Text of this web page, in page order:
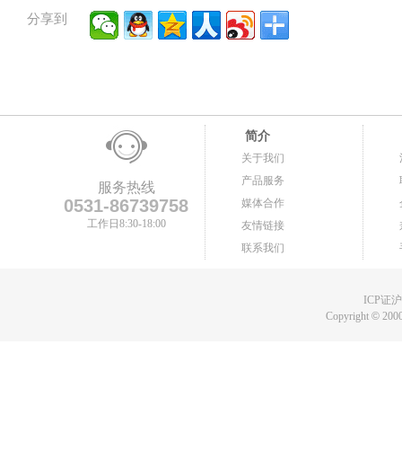
分享到
服务热线
0531-86739758
工作日8:30-18:00
简介
关于我们
产品服务
媒体合作
友情链接
联系我们
ICP证
Copyright©